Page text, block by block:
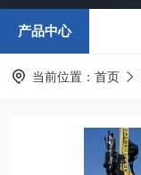
产品中心
当前位置： 首页